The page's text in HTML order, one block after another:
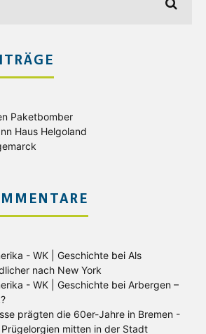
Paketbomber
Haus Helgoland
- WK | Geschichte bei Als
nach New York
- WK | Geschichte bei Arbergen –
prägten die 60er-Jahre in Bremen -
Prügelorgien mitten in der Stadt